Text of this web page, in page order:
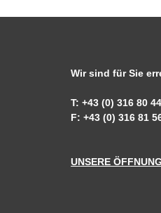
Wir sind für Sie
T: +43 (0) 316 80
F: +43 (0) 316 81
UNSERE